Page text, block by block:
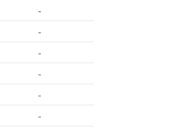
-
-
-
-
-
-